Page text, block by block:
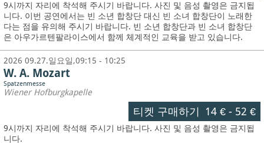
9시까지 자리에 착석해 주시기 바랍니다. 사진 및 음성 촬영은 금지됩
니다. 이번 공연에서는 빈 소년 합창단 대신 빈 소녀 합창단이 노래한
다는 점을 유의해 주시기 바랍니다. 빈 소년 합창단과 빈 소녀 합창단
은 아우가르텐팔라이스에서 함께 체계적인 교육을 받고 있습니다.
2026 09.27.일요일,09:15 - 10:25
W. A. Mozart
Spatzenmesse
Wiener Hofburgkapelle
티켓 구매하기 14 €- 52 €
9시까지 자리에 착석해 주시기 바랍니다. 사진 및 음성 촬영은 금지됩
니다.